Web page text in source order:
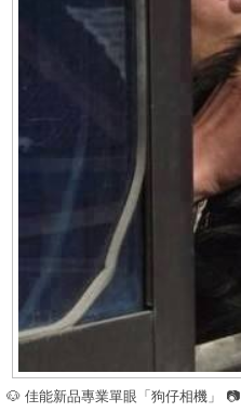
🐶 佳能新品專業單眼「狗仔相機」 📷